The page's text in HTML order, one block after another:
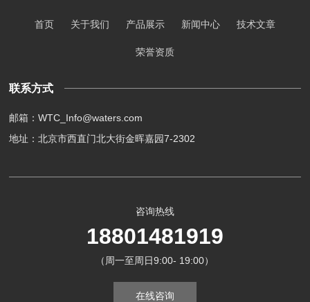
首页 关于我们 产品展示 新闻中心 技术文章
荣誉资质
联系方式
邮箱：WTC_Info@waters.com
地址：北京市西直门北大街金晖嘉园7-2302
咨询热线
18801481919
（周一至周日9:00- 19:00）
在线咨询